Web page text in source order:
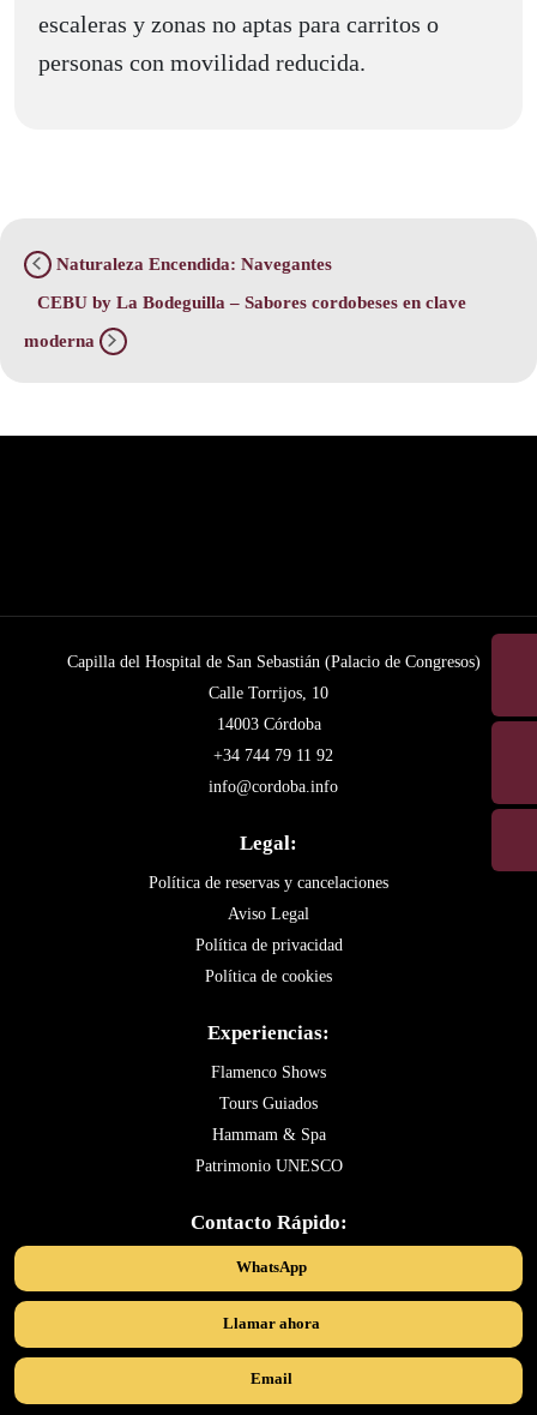
escaleras y zonas no aptas para carritos o
personas con movilidad reducida.
Naturaleza Encendida: Navegantes
CEBU by La Bodeguilla – Sabores cordobeses en clave
moderna
Capilla del Hospital de San Sebastián (Palacio de Congresos)
Calle Torrijos, 10
14003 Córdoba
+34 744 79 11 92
info@cordoba.info
Legal:
Política de reservas y cancelaciones
Aviso Legal
Política de privacidad
Política de cookies
Experiencias:
Flamenco Shows
Tours Guiados
Hammam & Spa
Patrimonio UNESCO
Contacto Rápido:
WhatsApp
Llamar ahora
Email